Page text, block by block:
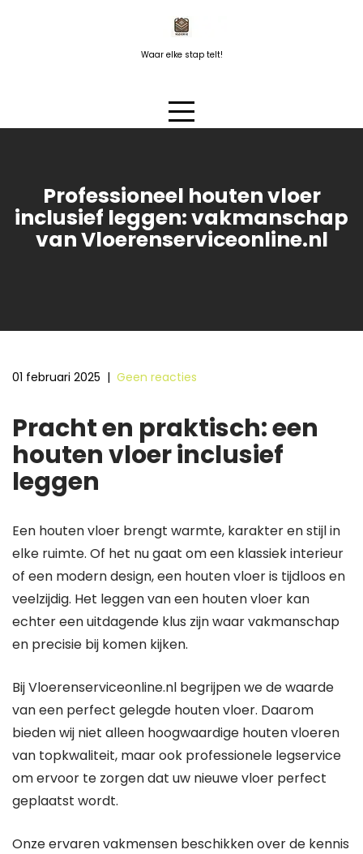
Waar elke stap telt!
Professioneel houten vloer
inclusief leggen: vakmanschap
van Vloerenserviceonline.nl
01 februari 2025 | Geen reacties
Pracht en praktisch: een
houten vloer inclusief
leggen
Een houten vloer brengt warmte, karakter en stijl in
elke ruimte. Of het nu gaat om een klassiek interieur
of een modern design, een houten vloer is tijdloos en
veelzijdig. Het leggen van een houten vloer kan
echter een uitdagende klus zijn waar vakmanschap
en precisie bij komen kijken.
Bij Vloerenserviceonline.nl begrijpen we de waarde
van een perfect gelegde houten vloer. Daarom
bieden wij niet alleen hoogwaardige houten vloeren
van topkwaliteit, maar ook professionele legservice
om ervoor te zorgen dat uw nieuwe vloer perfect
geplaatst wordt.
Onze ervaren vakmensen beschikken over de kennis